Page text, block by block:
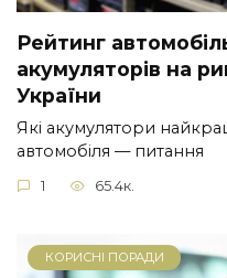
Рейтинг
акумуляторів на
України
Які акумулятори
автомобіля — питання
1 65.4к.
КОРИСНІ ПОРАДИ